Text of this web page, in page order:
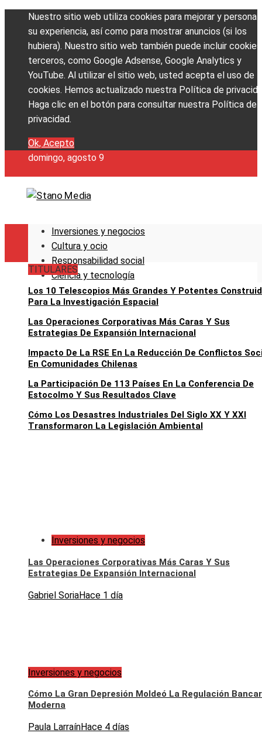
Nuestro sitio web utiliza cookies para mejorar y
su experiencia, así como para mostrar anuncios (si los
hubiera). Nuestro sitio web también puede incluir
terceros, como Google Adsense, Google Analytics y
YouTube. Al utilizar el sitio web, usted acepta el uso de
cookies. Hemos actualizado nuestra Política de
Haga clic en el botón para consultar nuestra Política de
privacidad.
Ok, Acepto
domingo, agosto 9
Inversiones y negocios
Cultura y ocio
Responsabilidad social
Ciencia y tecnología
TITULARES
Los 10 Telescopios Más Grandes Y Potentes
Para La Investigación Espacial
Las Operaciones Corporativas Más Caras Y Sus
Estrategias De Expansión Internacional
Impacto De La RSE En La Reducción De Conflictos
En Comunidades Chilenas
La Participación De 113 Países En La Conferencia De
Estocolmo Y Sus Resultados Clave
Cómo Los Desastres Industriales Del Siglo XX Y XXI
Transformaron La Legislación Ambiental
Inversiones y negocios
Las Operaciones Corporativas Más Caras Y Sus
Estrategias De Expansión Internacional
Gabriel SoriaHace 1 día
Inversiones y negocios
Cómo La Gran Depresión Moldeó La Regulación
Moderna
Paula LarraínHace 4 días